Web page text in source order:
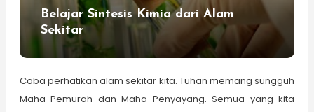
Belajar Sintesis Kimia dari Alam
Sekitar
Coba perhatikan alam sekitar kita. Tuhan memang sungguh
Maha Pemurah dan Maha Penyayang. Semua yang kita